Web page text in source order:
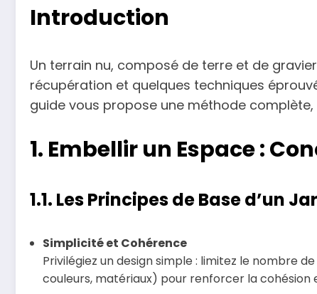
Introduction
Un terrain nu, composé de terre et de
récupération et quelques techniques
guide vous propose une méthode
1. Embellir un Espace :
1.1. Les Principes de Base d’un
Simplicité et Cohérence
Privilégiez un design simple : limitez le nombre
couleurs, matériaux) pour renforcer la cohésion